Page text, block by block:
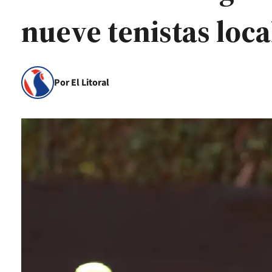
nueve tenistas
Por El Litoral